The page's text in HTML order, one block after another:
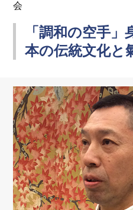
歴史
特徴
リンク
会員専用ページ
English
会
「調和の空手」
本の伝統文化と